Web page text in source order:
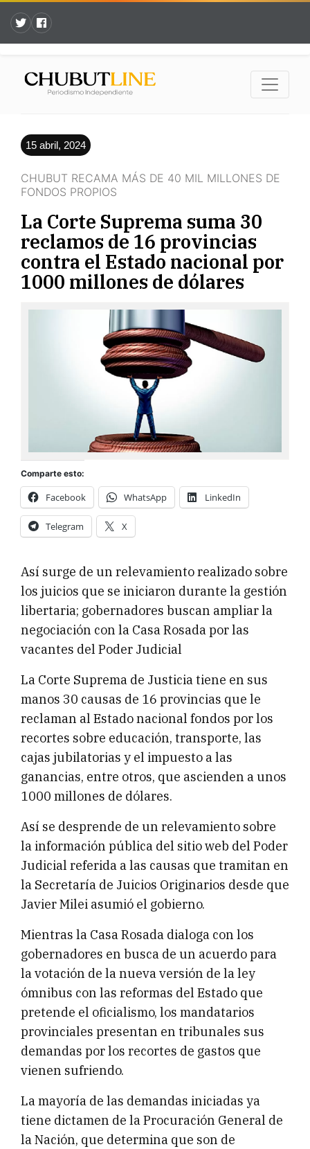
15 abril, 2024
CHUBUT RECAMA MÁS DE 40 MIL MILLONES DE
FONDOS PROPIOS
La Corte Suprema suma 30
reclamos de 16 provincias
contra el Estado nacional por
1000 millones de dólares
Comparte esto:
Facebook WhatsApp LinkedIn
Telegram X
Así surge de un relevamiento realizado sobre
los juicios que se iniciaron durante la gestión
libertaria; gobernadores buscan ampliar la
negociación con la Casa Rosada por las
vacantes del Poder Judicial
La Corte Suprema de Justicia tiene en sus
manos 30 causas de 16 provincias que le
reclaman al Estado nacional fondos por los
recortes sobre educación, transporte, las
cajas jubilatorias y el impuesto a las
ganancias, entre otros, que ascienden a unos
1000 millones de dólares.
Así se desprende de un relevamiento sobre
la información pública del sitio web del Poder
Judicial referida a las causas que tramitan en
la Secretaría de Juicios Originarios desde que
Javier Milei asumió el gobierno.
Mientras la Casa Rosada dialoga con los
gobernadores en busca de un acuerdo para
la votación de la nueva versión de la ley
ómnibus con las reformas del Estado que
pretende el oficialismo, los mandatarios
provinciales presentan en tribunales sus
demandas por los recortes de gastos que
vienen sufriendo.
La mayoría de las demandas iniciadas ya
tiene dictamen de la Procuración General de
la Nación, que determina que son de